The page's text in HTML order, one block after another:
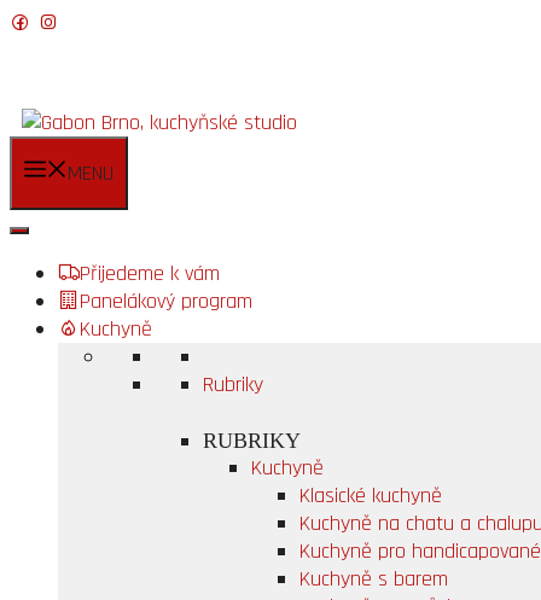
Přeskočit
MENU
Přijedeme k vám
Panelákový program
Kuchyně
Rubriky
RUBRIKY
Kuchyně
Klasické kuchyně
Kuchyně na chatu a
Kuchyně pro handicapované
Kuchyně s barem